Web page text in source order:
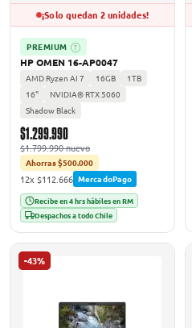
¡Solo quedan 2 unidades!
PREMIUM ?
HP OMEN 16-AP0047
AMD Ryzen AI 7 16GB
1TB
16"
NVIDIA® RTX 5060
Shadow Black
$1.299.990
$1.799.990 nuevo
Ahorras $500.000
12x $112.666 MercadoPago
Recibe en 4 hrs hábiles en RM
Despachos a todo Chile
-43%